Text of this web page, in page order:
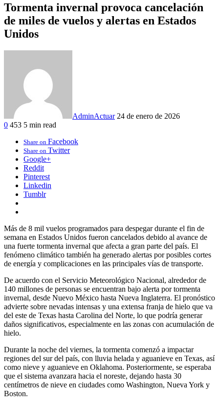
Tormenta invernal provoca cancelación
de miles de vuelos y alertas en Estados
Unidos
AdminActuar 24 de enero de 2026
0 453 5 min read
Share on Facebook
Share on Twitter
Google+
Reddit
Pinterest
Linkedin
Tumblr
Más de 8 mil vuelos programados para despegar durante el fin de
semana en Estados Unidos fueron cancelados debido al avance de
una fuerte tormenta invernal que afecta a gran parte del país. El
fenómeno climático también ha generado alertas por posibles cortes
de energía y complicaciones en las principales vías de transporte.
De acuerdo con el Servicio Meteorológico Nacional, alrededor de
140 millones de personas se encuentran bajo alerta por tormenta
invernal, desde Nuevo México hasta Nueva Inglaterra. El pronóstico
advierte sobre nevadas intensas y una extensa franja de hielo que va
del este de Texas hasta Carolina del Norte, lo que podría generar
daños significativos, especialmente en las zonas con acumulación de
hielo.
Durante la noche del viernes, la tormenta comenzó a impactar
regiones del sur del país, con lluvia helada y aguanieve en Texas, así
como nieve y aguanieve en Oklahoma. Posteriormente, se esperaba
que el sistema avanzara hacia el noreste, dejando hasta 30
centímetros de nieve en ciudades como Washington, Nueva York y
Boston.